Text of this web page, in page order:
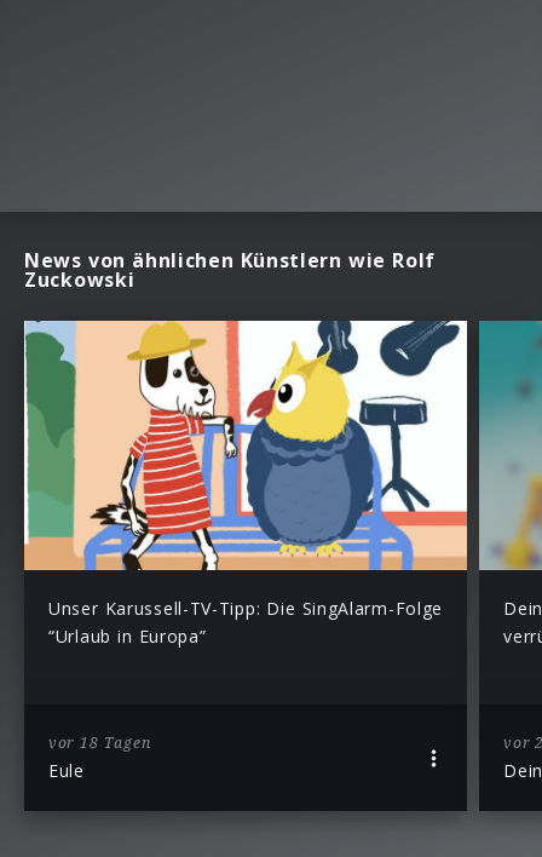
News von ähnlichen Künstlern wie Rolf
Zuckowski
Unser Karussell-TV-Tipp: Die SingAlarm-Folge
“Urlaub in Europa”
vor 18 Tagen
Eule
vor